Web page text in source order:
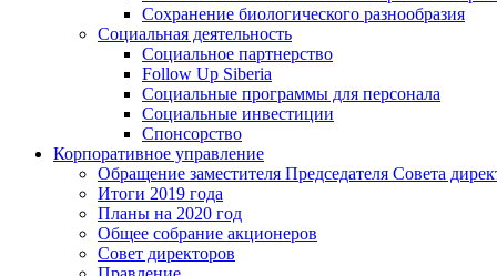
Сохранение биологического разнообразия
Социальная деятельность
Социальное партнерство
Follow Up Siberia
Социальные программы для персонала
Социальные инвестиции
Спонсорство
Корпоративное управление
Обращение заместителя Председателя Совета
Итоги 2019 года
Планы на 2020 год
Общее собрание акционеров
Совет директоров